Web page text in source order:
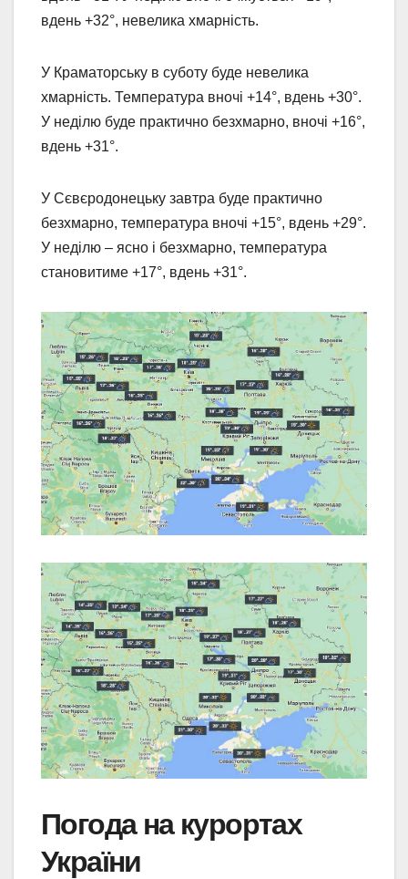
вдень +32°, невелика хмарність.
У Краматорську в суботу буде невелика
хмарність. Температура вночі +14°, вдень +30°.
У неділю буде практично безхмарно, вночі +16°,
вдень +31°.
У Сєвєродонецьку завтра буде практично
безхмарно, температура вночі +15°, вдень +29°.
У неділю – ясно і безхмарно, температура
становитиме +17°, вдень +31°.
Погода на курортах
України